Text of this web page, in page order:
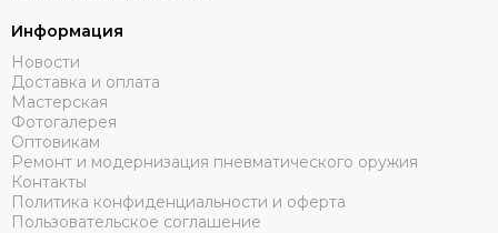
Информация
Новости
Доставка и оплата
Мастерская
Фотогалерея
Оптовикам
Ремонт и модернизация пневматического оружия
Контакты
Политика конфиденциальности и оферта
Пользовательское соглашение